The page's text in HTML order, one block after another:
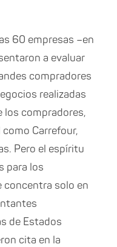
60 empresas –en
a evaluar
compradores
realizadas
los compradores,
Carrefour,
Pero el espíritu
para los
concentra solo en
de Estados
cita en la